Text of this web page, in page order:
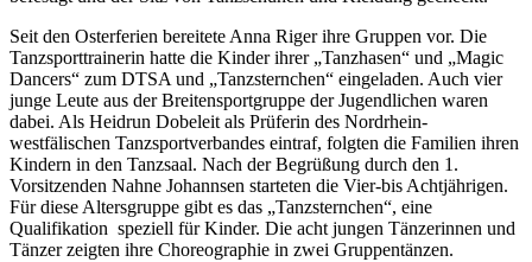
Seit den Osterferien bereitete Anna Riger ihre Gruppen vor. Die
Tanzsporttrainerin hatte die Kinder ihrer „Tanzhasen“ und „Magic
Dancers“ zum DTSA und „Tanzsternchen“ eingeladen. Auch vier
junge Leute aus der Breitensportgruppe der Jugendlichen waren
dabei. Als Heidrun Dobeleit als Prüferin des Nordrhein-
westfälischen Tanzsportverbandes eintraf, folgten die Familien ihren
Kindern in den Tanzsaal. Nach der Begrüßung durch den 1.
Vorsitzenden Nahne Johannsen starteten die Vier-bis Achtjährigen.
Für diese Altersgruppe gibt es das „Tanzsternchen“, eine
Qualifikation speziell für Kinder. Die acht jungen Tänzerinnen und
Tänzer zeigten ihre Choreographie in zwei Gruppentänzen.